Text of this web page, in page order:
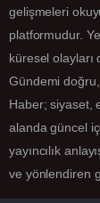
gelişmeleri
platformudur.
küresel olayları
Gündemi doğru,
Haber; siyaset,
alanda güncel
yayıncılık
ve yönlendiren